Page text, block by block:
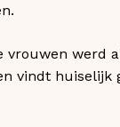
vrouwen werd
vindt huiselijk